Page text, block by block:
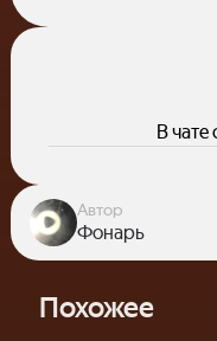
В чате
Автор
Фонарь
Похожее